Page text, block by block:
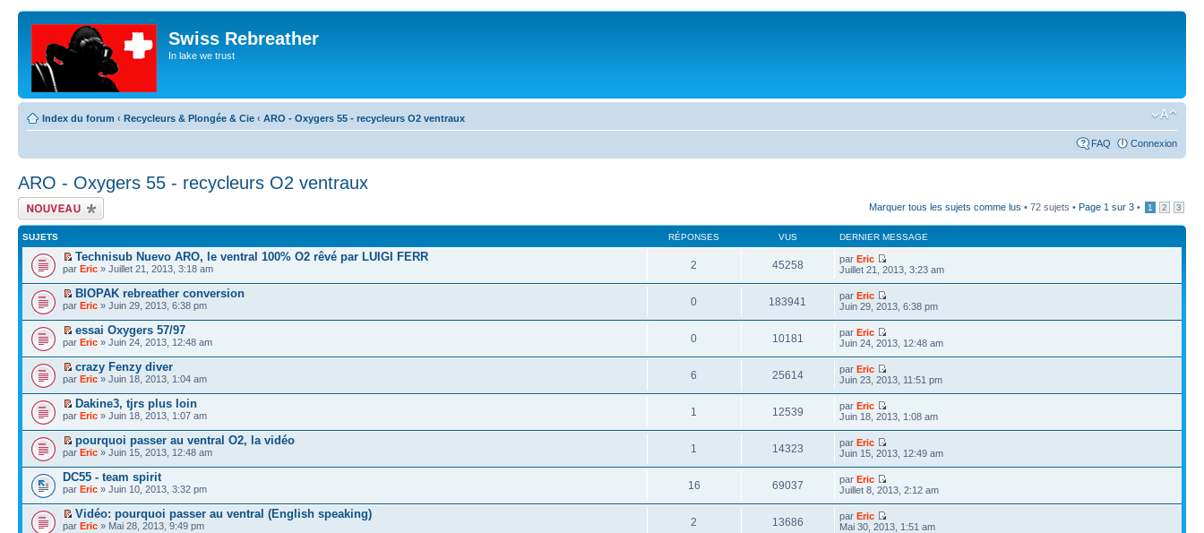
Swiss Rebreather
In lake we trust
Index du forum ‹ Recycleurs & Plongée & Cie ‹ ARO - Oxygers 55 - recycleurs O2 ventraux
FAQ Connexion
ARO - Oxygers 55 - recycleurs O2 ventraux
Écrire un nouveau
sujet
Marquer tous les sujets comme lus • 72 sujets • Page 1 sur 3 • 1 2 3
SUJETS RÉPONSES VUS DERNIER MESSAGE
Technisub Nuevo ARO, le ventral 100% O2 rêvé par LUIGI FERR
par Eric » Juillet 21, 2013, 3:18 am 2 45258 parEric
Juillet 21, 2013, 3:23 am
BIOPAK rebreather conversion
par Eric » Juin 29, 2013, 6:38 pm 0 183941 parEric
Juin 29, 2013, 6:38 pm
essai Oxygers 57/97
par Eric » Juin 24, 2013, 12:48 am 0 10181 parEric
Juin 24, 2013, 12:48 am
crazy Fenzy diver
par Eric » Juin 18, 2013, 1:04 am 6 25614 parEric
Juin 23, 2013, 11:51 pm
Dakine3, tjrs plus loin
par Eric » Juin 18, 2013, 1:07 am 1 12539 parEric
Juin 18, 2013, 1:08 am
pourquoi passer au ventral O2, la vidéo
par Eric » Juin 15, 2013, 12:48 am 1 14323 parEric
Juin 15, 2013, 12:49 am
DC55 - team spirit
par Eric » Juin 10, 2013, 3:32 pm 16 69037 parEric
Juillet 8, 2013, 2:12 am
Vidéo: pourquoi passer au ventral (English speaking)
par Eric » Mai 28, 2013, 9:49 pm 2 13686 parEric
Mai 30, 2013, 1:51 am